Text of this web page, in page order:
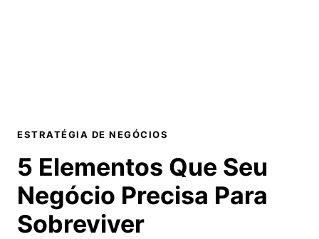
ESTRATÉGIA DE NEGÓCIOS
5 Elementos Que Seu
Negócio Precisa Para
Sobreviver